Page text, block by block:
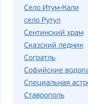
Село Итум-Кали
село Рутул
Сентинский храм
Сказский ледник
Согратль
Софийские
Специальная
Ставрополь